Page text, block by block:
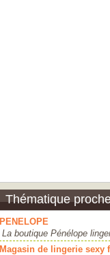
Thématique
PENELOPE
La boutique Pénélope
Magasin de lingerie sexy